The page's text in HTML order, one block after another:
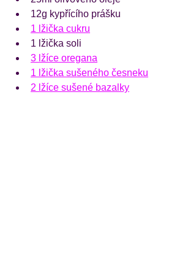
12g kypřícího prášku
1 lžička cukru
1 lžička soli
3 lžíce oregana
1 lžička sušeného česneku
2 lžíce sušené bazalky